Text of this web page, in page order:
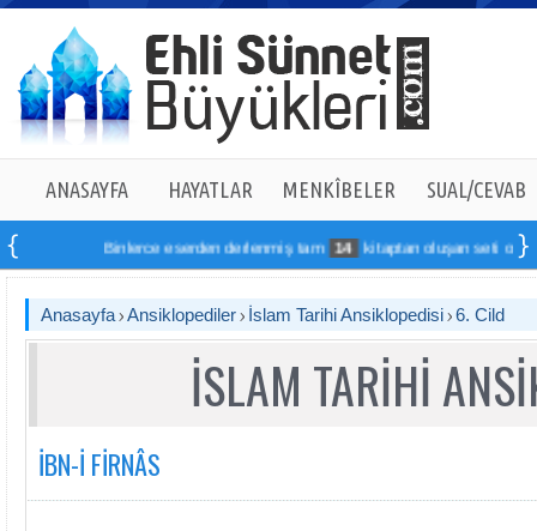
ANASAYFA HAYATLAR MENKÎBELER SUAL/CEVAB
Binlerce eserden derlenmiş tam 14 kitaptan oluşan seti online
Anasayfa Ansiklopediler İslam Tarihi Ansiklopedisi 6. Cild
İSLAM TARİHİ
İBN-İ FİRNÂS